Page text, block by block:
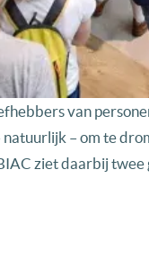
van
– om te
ziet daarbij